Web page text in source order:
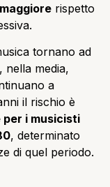
rispetto
tornano ad
nella media,
a
il rischio è
per i musicisti
, determinato
di quel periodo.